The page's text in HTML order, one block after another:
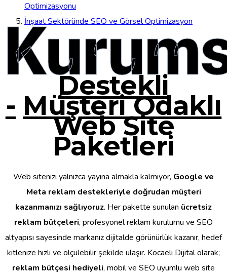
Optimizasyonu
İnşaat Sektöründe SEO ve Görsel Optimizasyon
Destekli
- Müşteri Odaklı
Web Site
Paketleri
Web sitenizi yalnızca yayına almakla kalmıyor, Google ve
Meta reklam destekleriyle doğrudan müşteri
kazanmanızı sağlıyoruz. Her pakette sunulan ücretsiz
reklam bütçeleri, profesyonel reklam kurulumu ve SEO
altyapısı sayesinde markanız dijitalde görünürlük kazanır, hedef
kitlenize hızlı ve ölçülebilir şekilde ulaşır. Kocaeli Dijital olarak;
reklam bütçesi hediyeli, mobil ve SEO uyumlu web site